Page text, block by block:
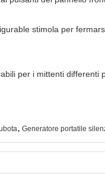
stimola per
per i mittenti differenti
, Generatore portatile